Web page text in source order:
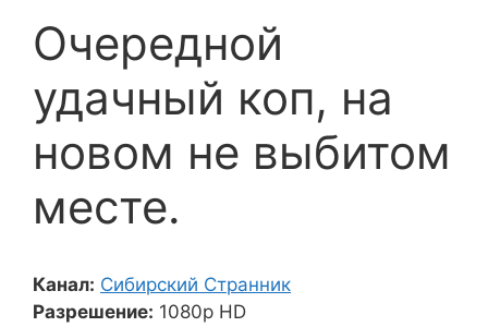
Очередной
удачный коп, на
новом не выбитом
месте.
Канал: Сибирский Странник
Разрешение: 1080p HD